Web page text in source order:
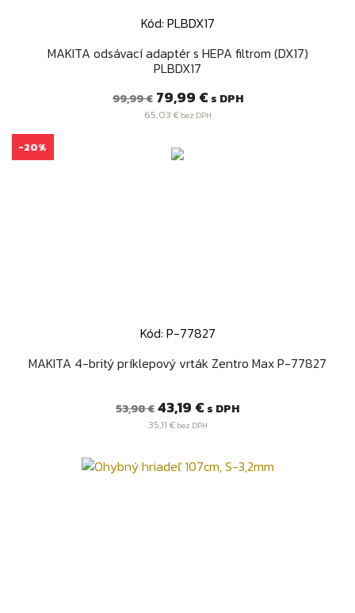
Kód: PLBDX17
MAKITA odsávací adaptér s HEPA filtrom (DX17)
PLBDX17
Bežná
cena
99,99 € Cena
79,99 € s DPH
65,03 €bez DPH
Kód: P-77827
MAKITA 4-britý príklepový vrták Zentro Max P-77827
Bežná
cena
53,98 €Cena
43,19 € s DPH
35,11 €bez DPH
-20%